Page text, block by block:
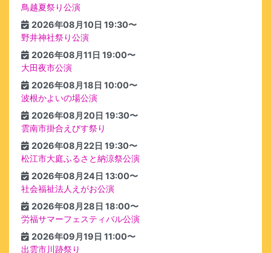
鳥越夏祭り公演
2026年08月10日 19:30〜
野井神社祭り公演
2026年08月11日 19:00〜
大田夜市公演
2026年08月18日 10:00〜
波根かよいの場公演
2026年08月20日 19:30〜
雲南市掛合えびす祭り
2026年08月22日 19:30〜
松江市大庭ふるさと納涼祭公演
2026年08月24日 13:00〜
社会福祉法人えがお公演
2026年08月28日 18:00〜
労福サマーフェスティバル公演
2026年09月19日 11:00〜
出雲市川跡祭り